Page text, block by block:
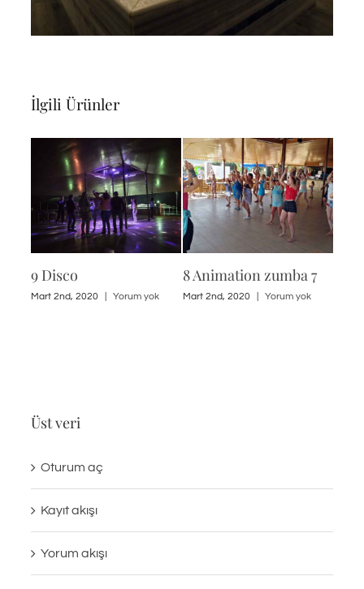
İlgili Ürünler
9 Disco
Mart 2nd, 2020 Yorum yok
8 Animation zumba 7
Mart 2nd, 2020 Yorum yok
Üst veri
Oturum aç
Kayıt akışı
Yorum akışı